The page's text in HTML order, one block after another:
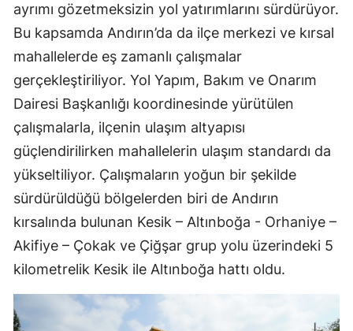
ayrımı gözetmeksizin yol yatırımlarını sürdürüyor.
Bu kapsamda Andırın’da da ilçe merkezi ve kırsal
mahallelerde eş zamanlı çalışmalar
gerçekleştiriliyor. Yol Yapım, Bakım ve Onarım
Dairesi Başkanlığı koordinesinde yürütülen
çalışmalarla, ilçenin ulaşım altyapısı
güçlendirilirken mahallelerin ulaşım standardı da
yükseltiliyor. Çalışmaların yoğun bir şekilde
sürdürüldüğü bölgelerden biri de Andırın
kırsalında bulunan Kesik – Altınboğa - Orhaniye –
Akifiye – Çokak ve Çiğşar grup yolu üzerindeki 5
kilometrelik Kesik ile Altınboğa hattı oldu.